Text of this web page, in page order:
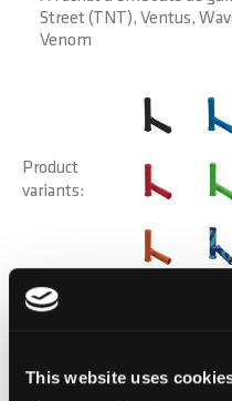
This website uses
Street (TNT), Ventus,
Venom
Product
variants
DÉLAI DE LIVRAISON: